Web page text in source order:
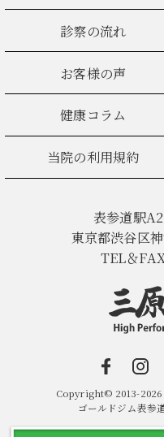
診察の流れ
お客様の声
健康コラム
当院の利用規約
表参道駅
東京都渋谷区
TEL＆
Copyright© 2013-2026
ゴールドジム表参